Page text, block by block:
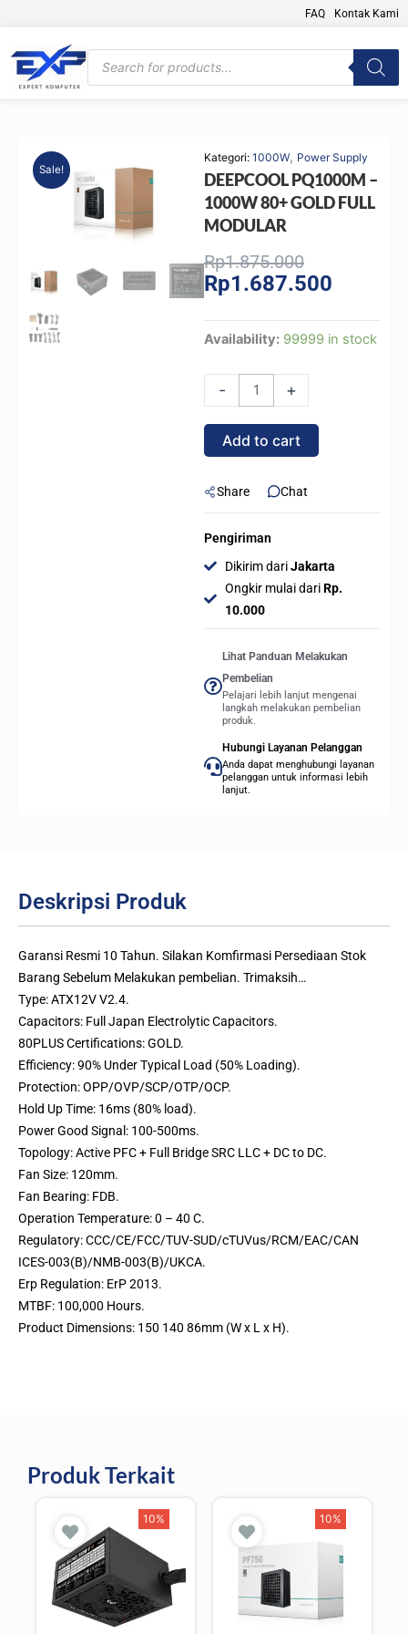
content
FAQ Kontak Kami
Products
search
Sale!
Kategori: 1000W, Power Supply
DEEPCOOL PQ1000M –
1000W 80+ GOLD FULL
MODULAR
Rp1.875.000Original
price
Rp1.687.500
Availability: 99999 in stock
-
DEEPCOOL
1000W
80+
GOLD
MODULAR
+
Add to cart
Share Chat
Pengiriman
Dikirim dariJakarta
Ongkir mulai dariRp.
10.000
Lihat Panduan Melakukan
Pembelian
Pelajari lebih lanjut mengenai
langkah melakukan pembelian
produk.
Hubungi Layanan Pelanggan
Anda dapat menghubungi layanan
pelanggan untuk informasi lebih
lanjut.
Deskripsi Produk
Garansi Resmi 10 Tahun. Silakan Komfirmasi Persediaan Stok
Barang Sebelum Melakukan pembelian. Trimaksih…
Type: ATX12V V2.4.
Capacitors: Full Japan Electrolytic Capacitors.
80PLUS Certifications: GOLD.
Efficiency: 90% Under Typical Load (50% Loading).
Protection: OPP/OVP/SCP/OTP/OCP.
Hold Up Time: 16ms (80% load).
Power Good Signal: 100-500ms.
Topology: Active PFC + Full Bridge SRC LLC + DC to DC.
Fan Size: 120mm.
Fan Bearing: FDB.
Operation Temperature: 0 – 40 C.
Regulatory: CCC/CE/FCC/TUV-SUD/cTUVus/RCM/EAC/CAN
ICES-003(B)/NMB-003(B)/UKCA.
Erp Regulation: ErP 2013.
MTBF: 100,000 Hours.
Product Dimensions: 150 140 86mm (W x L x H).
Produk Terkait
10% 10%